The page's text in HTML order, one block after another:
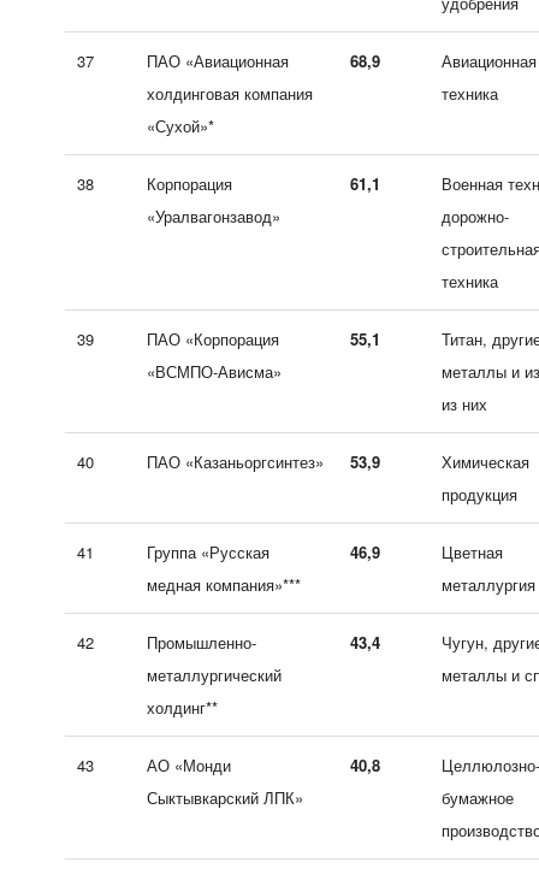
37
ПАО «Авиационная
холдинговая компания
«Сухой»*
68,9
Авиационная
техника
38
Корпорация
«Уралвагонзавод»
61,1
Военная
дорожно-
техника
39
ПАО «Корпорация
«ВСМПО-Ависма»
55,1
Титан,
металлы и
из них
40 ПАО «Казаньоргсинтез» 53,9
Химическая
продукция
41
Группа «Русская
медная компания»***
46,9
Цветная
металлургия
42
Промышленно-
металлургический
холдинг**
43,4
Чугун,
металлы и
43
АО «Монди
Сыктывкарский ЛПК»
40,8
Целлюлозно-
бумажное